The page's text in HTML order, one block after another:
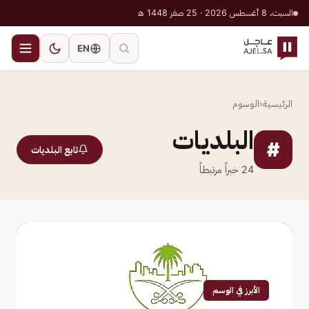
السبت، 8 أغسطس 2026 · 25 صفر 1448 هـ
EN
الرئيسية‹الوسوم
# البلديات
24 خبراً مرتبطاً
تابع البلديات
الأبرز في الوسم